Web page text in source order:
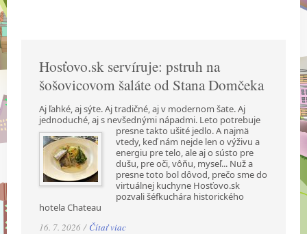
Hosťovo.sk servíruje: pstruh na
šošovicovom šaláte od Stana Domčeka
Aj ľahké, aj sýte. Aj tradičné, aj v modernom šate. Aj
jednoduché, aj s nevšednými nápadmi. Leto potrebuje
presne takto ušité jedlo. A najmä
vtedy, keď nám nejde len o výživu a
energiu pre telo, ale aj o sústo pre
dušu, pre oči, vôňu, myseľ... Nuž a
presne toto bol dôvod, prečo sme do
virtuálnej kuchyne Hosťovo.sk
pozvali šéfkuchára historického
hotela Chateau
16. 7. 2026 / Čítať viac